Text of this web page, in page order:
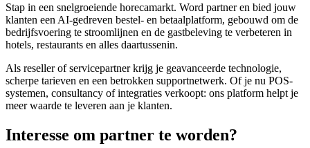
Stap in een snelgroeiende horecamarkt. Word partner en bied jouw
klanten een AI-gedreven bestel- en betaalplatform, gebouwd om de
bedrijfsvoering te stroomlijnen en de gastbeleving te verbeteren in
hotels, restaurants en alles daartussenin.
Als reseller of servicepartner krijg je geavanceerde technologie,
scherpe tarieven en een betrokken supportnetwerk. Of je nu POS-
systemen, consultancy of integraties verkoopt: ons platform helpt je
meer waarde te leveren aan je klanten.
Interesse om partner te worden?